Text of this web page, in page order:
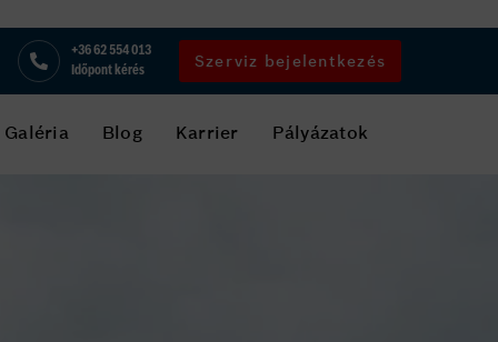
+36 62 554 013
Időpont kérés
Szerviz bejelentkezés
Galéria Blog Karrier Pályázatok